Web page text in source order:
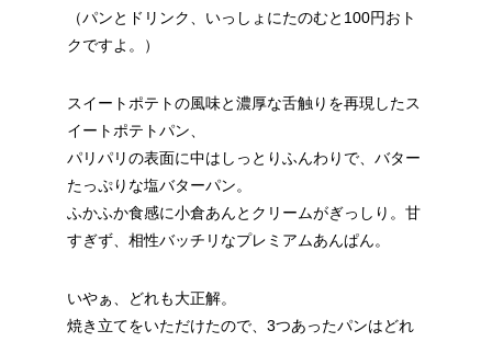
（パンとドリンク、いっしょにたのむと100円おト
クですよ。）
スイートポテトの風味と濃厚な舌触りを再現したス
イートポテトパン、
パリパリの表面に中はしっとりふんわりで、バター
たっぷりな塩バターパン。
ふかふか食感に小倉あんとクリームがぎっしり。甘
すぎず、相性バッチリなプレミアムあんぱん。
いやぁ、どれも大正解。
焼き立てをいただけたので、3つあったパンはどれ